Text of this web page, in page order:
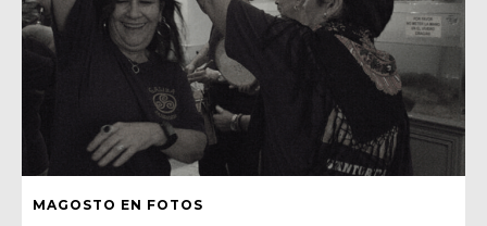
MAGOSTO EN FOTOS